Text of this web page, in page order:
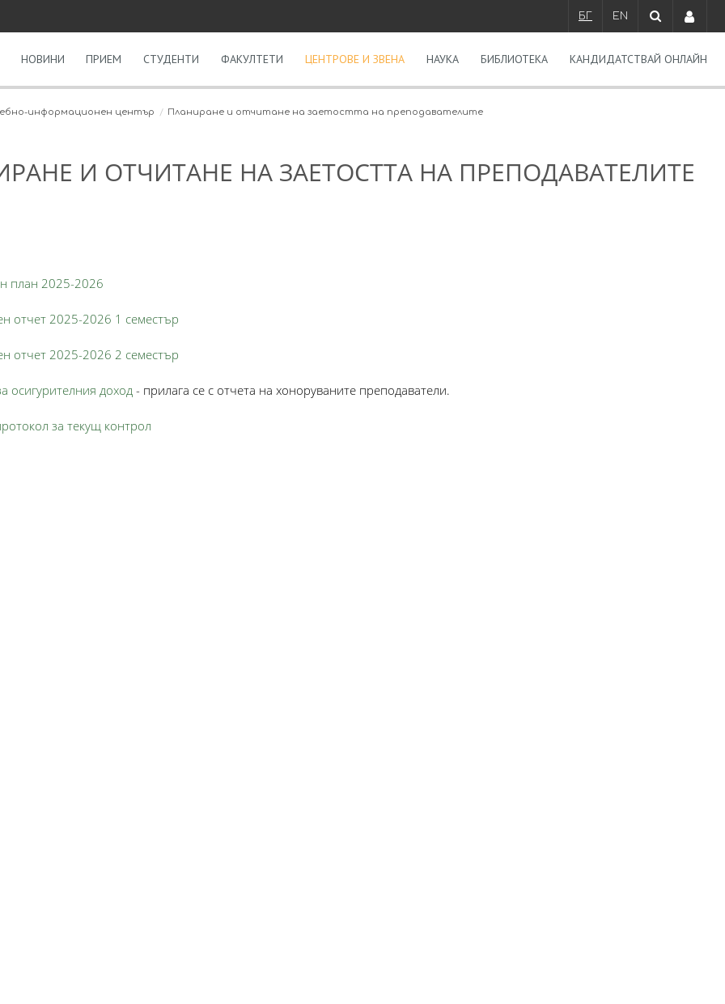
БГ EN
НОВИНИ ПРИЕМ СТУДЕНТИ ФАКУЛТЕТИ ЦЕНТРОВЕ И ЗВЕНА НАУКА БИБЛИОТЕКА КАНДИДАТСТВАЙ ОНЛАЙН
информационен център Планиране и отчитане на заетостта на преподавателите
И ОТЧИТАНЕ НА ЗАЕТОСТТА НА ПРЕПОДАВАТЕЛИТЕ
план 2025-2026
отчет 2025-2026 1 семестър
отчет 2025-2026 2 семестър
осигурителния доход- прилага се с отчета на хоноруваните преподаватели.
за текущ контрол